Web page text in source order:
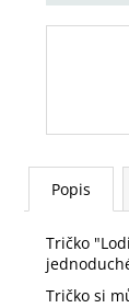
Popis
Tričko
Tričko si